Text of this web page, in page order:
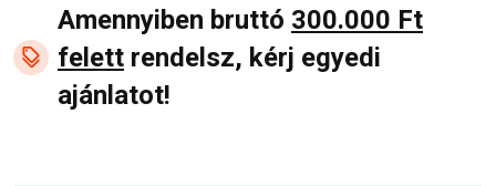
Amennyiben bruttó 300.000 Ft
felett rendelsz, kérj egyedi
ajánlatot!